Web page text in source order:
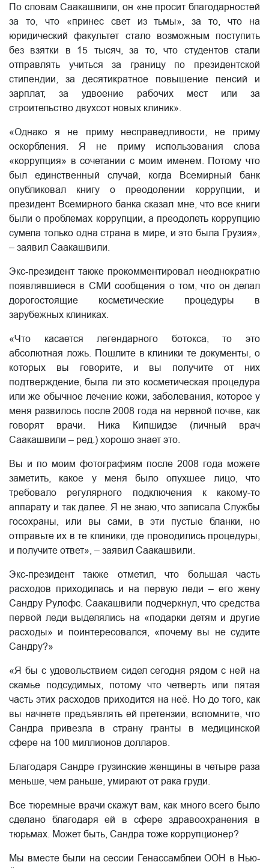
По словам Саакашвили, он «не просит благодарностей
за то, что «принес свет из тьмы», за то, что на
юридический факультет стало возможным поступить
без взятки в 15 тысяч, за то, что студентов стали
отправлять учиться за границу по президентской
стипендии, за десятикратное повышение пенсий и
зарплат, за удвоение рабочих мест или за
строительство двухсот новых клиник».
«Однако я не приму несправедливости, не приму
оскорбления. Я не приму использования слова
«коррупция» в сочетании с моим именем. Потому что
был единственный случай, когда Всемирный банк
опубликовал книгу о преодолении коррупции, и
президент Всемирного банка сказал мне, что все книги
были о проблемах коррупции, а преодолеть коррупцию
сумела только одна страна в мире, и это была Грузия»,
– заявил Саакашвили.
Экс-президент также прокомментировал неоднократно
появлявшиеся в СМИ сообщения о том, что он делал
дорогостоящие косметические процедуры в
зарубежных клиниках.
«Что касается легендарного ботокса, то это
абсолютная ложь. Пошлите в клиники те документы, о
которых вы говорите, и вы получите от них
подтверждение, была ли это косметическая процедура
или же обычное лечение кожи, заболевания, которое у
меня развилось после 2008 года на нервной почве, как
говорят врачи. Ника Кипшидзе (личный врач
Саакашвили – ред.) хорошо знает это.
Вы и по моим фотографиям после 2008 года можете
заметить, какое у меня было опухшее лицо, что
требовало регулярного подключения к какому-то
аппарату и так далее. Я не знаю, что записала Службы
госохраны, или вы сами, в эти пустые бланки, но
отправьте их в те клиники, где проводились процедуры,
и получите ответ», – заявил Саакашвили.
Экс-президент также отметил, что большая часть
расходов приходилась и на первую леди – его жену
Сандру Рулофс. Саакашвили подчеркнул, что средства
первой леди выделялись на «подарки детям и другие
расходы» и поинтересовался, «почему вы не судите
Сандру?»
«Я бы с удовольствием сидел сегодня рядом с ней на
скамье подсудимых, потому что четверть или пятая
часть этих расходов приходится на неё. Но до того, как
вы начнете предъявлять ей претензии, вспомните, что
Сандра привезла в страну гранты в медицинской
сфере на 100 миллионов долларов.
Благодаря Сандре грузинские женщины в четыре раза
меньше, чем раньше, умирают от рака груди.
Все тюремные врачи скажут вам, как много всего было
сделано благодаря ей в сфере здравоохранения в
тюрьмах. Может быть, Сандра тоже коррупционер?
Мы вместе были на сессии Генассамблеи ООН в Нью-